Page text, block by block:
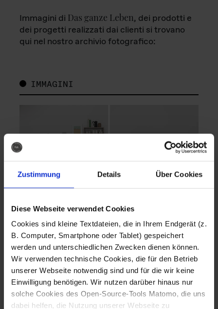
Zustimmung Details Über Cookies
Diese Webseite verwendet Cookies
Cookies sind kleine Textdateien, die in Ihrem Endgerät (z.
B. Computer, Smartphone oder Tablet) gespeichert
werden und unterschiedlichen Zwecken dienen können.
Wir verwenden technische Cookies, die für den Betrieb
unserer Webseite notwendig sind und für die wir keine
Einwilligung benötigen. Wir nutzen darüber hinaus nur
solche Cookies des Open-Source-Tools Matomo, die uns
dabei helfen, die Nutzung unserer Webseite zu
Immagini di Das ganze Leben, dei prodotti e
dei progetti realizzati dai clienti si trovano
qui nel nostro archivio fotografico:
IMMAGINI
Fotografo: Lorenz
Sternbach
Download
Fotografo: Lorenz
Sternbach
Download